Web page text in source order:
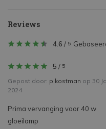
Reviews
4.6 / 5
5 / 5
Gepost door: p.kostman op 30
2024
Prima vervanging voor 40 w
gloeilamp